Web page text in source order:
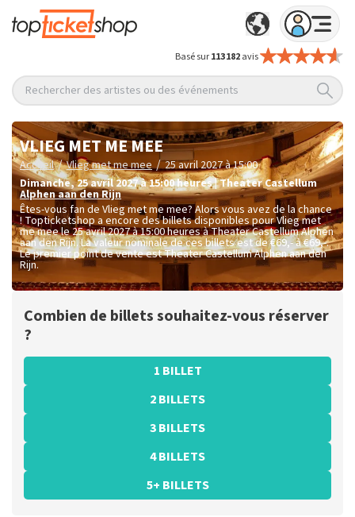
Basé sur113 182avis
Rechercher des artistes ou des événements
VLIEG MET ME MEE
Accueil / Vlieg met me mee / 25 avril 2027 à 15:00
dimanche,25 avril 2027 à 15:00heures|Theater Castellum
Alphen aan den Rijn
Êtes-vous fan de Vlieg met me mee? Alors vous avez de la chance
! Topticketshop a encore des billets disponibles pour Vlieg met
me mee le 25 avril 2027 à 15:00 heures à Theater Castellum Alphen
aan den Rijn. La valeur nominale de ces billets est de€69,- à €69,-.
Le premier point de vente est Theater Castellum Alphen aan den
Rijn.
Combien de billets souhaitez-vous réserver
?
1 BILLET
2 BILLETS
3 BILLETS
4 BILLETS
5+ BILLETS